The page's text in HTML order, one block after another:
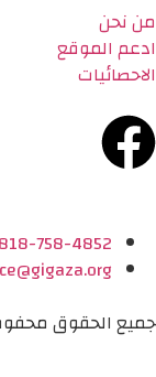
من نحن
ادعم الموقع
الاحصائيات
818-758-4852
جميع الحقوق محفوظة